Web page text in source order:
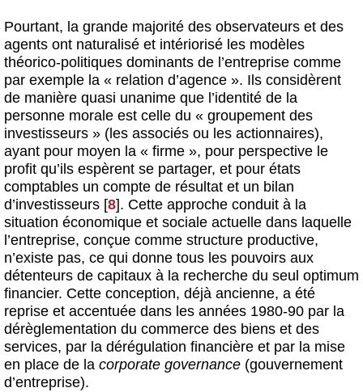
Pourtant, la grande majorité des observateurs et des
agents ont naturalisé et intériorisé les modèles
théorico-politiques dominants de l’entreprise comme
par exemple la « relation d’agence ». Ils considèrent
de manière quasi unanime que l’identité de la
personne morale est celle du « groupement des
investisseurs » (les associés ou les actionnaires),
ayant pour moyen la « firme », pour perspective le
profit qu’ils espèrent se partager, et pour états
comptables un compte de résultat et un bilan
d’investisseurs [8]. Cette approche conduit à la
situation économique et sociale actuelle dans laquelle
l’entreprise, conçue comme structure productive,
n’existe pas, ce qui donne tous les pouvoirs aux
détenteurs de capitaux à la recherche du seul optimum
financier. Cette conception, déjà ancienne, a été
reprise et accentuée dans les années 1980-90 par la
dérèglementation du commerce des biens et des
services, par la dérégulation financière et par la mise
en place de la corporate governance (gouvernement
d’entreprise).